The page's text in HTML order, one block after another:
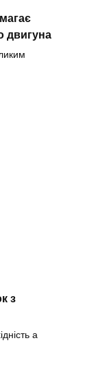
двигуна
з
а